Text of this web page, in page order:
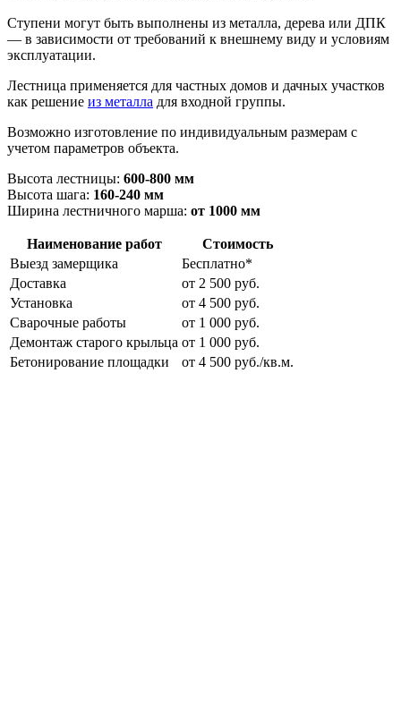
Ступени могут быть выполнены из металла, дерева или ДПК
— в зависимости от требований к внешнему виду и условиям
эксплуатации.
Лестница применяется для частных домов и дачных участков
как решение из металла для входной группы.
Возможно изготовление по индивидуальным размерам с
учетом параметров объекта.
Высота лестницы: 600-800 мм
Высота шага: 160-240 мм
Ширина лестничного марша: от 1000 мм
Наименование работ
Стоимость
Выезд замерщика
Бесплатно*
Доставка
от 2 500 руб.
Установка
от 4 500 руб.
Сварочные работы
от 1 000 руб.
Демонтаж старого крыльца от 1 000 руб.
Бетонирование площадки
от 4 500 руб./кв.м.